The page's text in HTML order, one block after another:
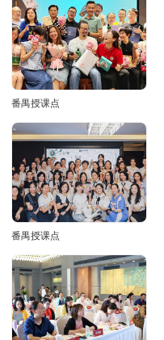
番禺授课点
番禺授课点